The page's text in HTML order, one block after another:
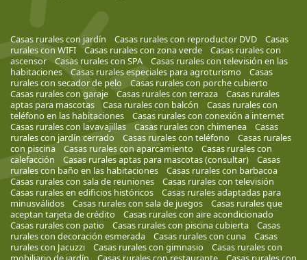
Casas rurales con jardín Casas rurales con reproductor DVD
Casas
rurales con WIFI
Casas rurales con zona verde
Casas rurales con
ascensor
Casas rurales con SPA
Casas rurales con televisión en las
habitaciones
Casas rurales especiales para agroturismo
Casas
rurales con secador de pelo
Casas rurales con porche cubierto
Casas rurales con garaje
Casas rurales con terraza
Casas rurales
aptas para mascotas
Casa rurales con balcón
Casas rurales con
teléfono en las habitaciones
Casas rurales con conexión a internet
Casas rurales con lavavajillas
Casas rurales con chimenea
Casas
rurales con jardín cerrado
Casas rurales con teléfono
Casas rurales
con piscina
Casas rurales con aparcamiento
Casas rurales con
calefacción
Casas rurales aptas para mascotas (consultar)
Casas
rurales con baño en las habitaciones
Casas rurales con barbacoa
Casas rurales con sala de reuniones
Casas rurales con televisión
Casas rurales en edificios históricos
Casas rurales adaptadas para
minusválidos
Casas rurales con sala de juegos
Casas rurales que
aceptan tarjeta de crédito
Casas rurales con aire acondicionado
Casas rurales con patio
Casas rurales con piscina cubierta
Casas
rurales con decoración esmerada
Casas rurales con cuna
Casas
rurales con Jacuzzi
Casas rurales con gimnasio
Casas rurales con